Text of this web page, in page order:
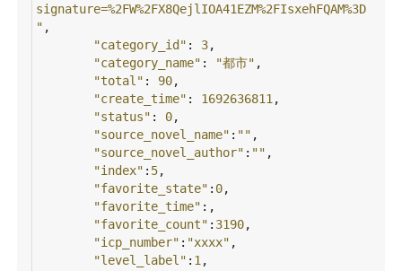
signature=%2FW%2FX8QejlIOA41EZM%2FIsxehFQAM%3D
" ,
"category_id" : 3,
"category_name" : "都市" ,
"total" : 90,
"create_time" : 1692636811 ,
"status" : 0,
"source_novel_name" : "" ,
"source_novel_author" : "" ,
"index" : 5,
"favorite_state" : 0,
"favorite_time" :,
"favorite_count" : 3190,
"icp_number" : "xxxx" ,
"level_label" : 1 ,